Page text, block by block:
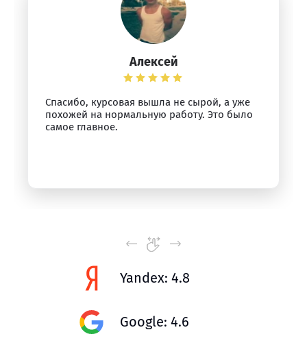
Алексей
Спасибо, курсовая вышла не сырой, а уже
похожей на нормальную работу. Это было
самое главное.
Yandex: 4.8
Google: 4.6